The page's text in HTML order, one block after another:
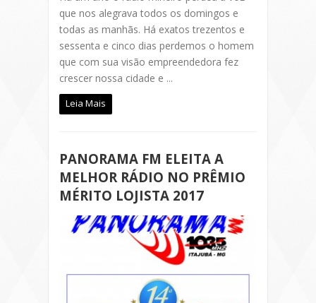
que nos alegrava todos os domingos e
todas as manhãs. Há exatos trezentos e
sessenta e cinco dias perdemos o homem
que com sua visão empreendedora fez
crescer nossa cidade e ...
Leia Mais
PANORAMA FM ELEITA A
MELHOR RÁDIO NO PRÊMIO
MÉRITO LOJISTA 2017